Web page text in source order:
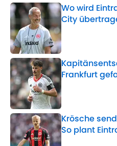
Wo wird
City
Published by on
Frankfurt
Krösche
So plant
Published by on